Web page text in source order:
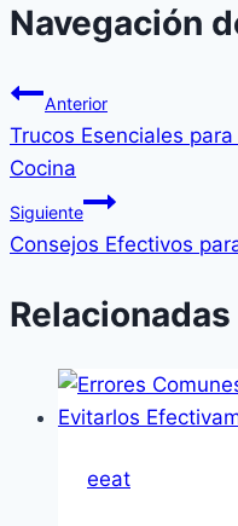
Navegación
Anterior
Trucos Esenciales
Cocina
Siguiente
Consejos Efectivos
Relacionadas
eeat